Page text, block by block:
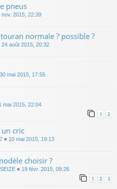
pneus
nov. 2015, 22:39
normale ? possible ?
24 août 2015, 20:32
30 mai 2015, 17:55
mai 2015, 22:04
1 2
cric
« 10 mai 2015, 19:13
choisir ?
« 19 févr. 2015, 09:26
1 2 3